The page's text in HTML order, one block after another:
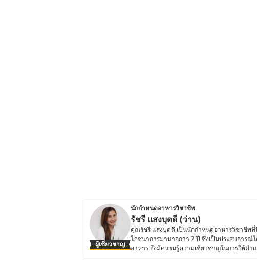
ผู้เชี่ยวชาญ
นักกำหนดอาหารวิชาชีพ
รัชรี แสงบุดดี (ว่าน)
คุณรัชรี แสงบุดดี เป็นนักกำหนดอาหารวิชาชีพ
โภชนาการมามากกว่า 7 ปี ซึ่งเป็นประสบการณ์
อาหาร จึงมีความรู้ความเชี่ยวชาญในการให้คำ